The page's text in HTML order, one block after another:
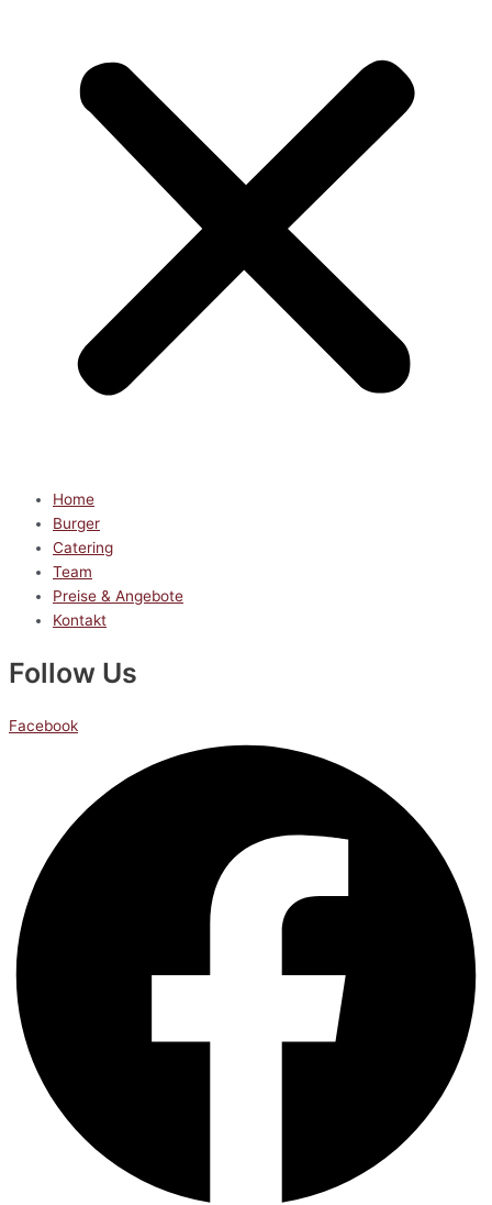
Home
Burger
Catering
Team
Preise & Angebote
Kontakt
Follow Us
Facebook